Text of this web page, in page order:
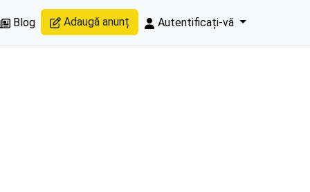
Blog Adaugă anunț Autentificați-vă